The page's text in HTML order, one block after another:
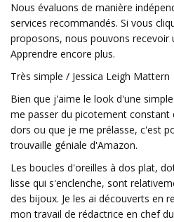
Nous évaluons de manière
services recommandés. Si vous
proposons, nous pouvons recevoir
Apprendre encore plus.
Très simple / Jessica Leigh Mattern
Bien que j'aime le look d'une
me passer du picotement constant
dors ou que je me prélasse, c'est
trouvaille géniale d'Amazon.
Les boucles d'oreilles à dos plat,
lisse qui s'enclenche, sont
des bijoux. Je les ai découverts en
mon travail de rédactrice en chef